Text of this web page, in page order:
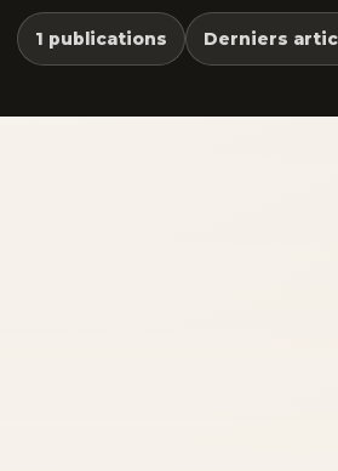
1 publications Derniers